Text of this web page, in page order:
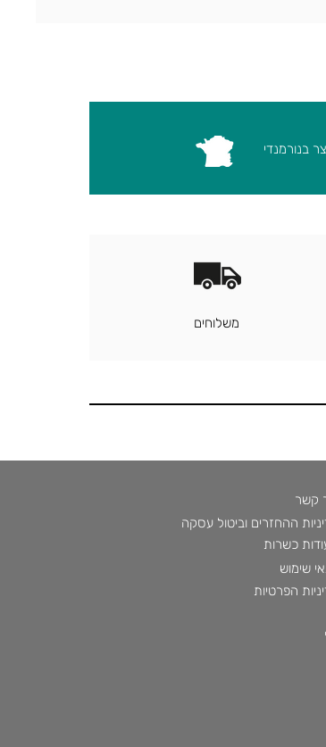
בנורמנדי
משלוחים
קשר
ההחזרים וביטול עסקה
שימוש
הפרטיות
כשרות